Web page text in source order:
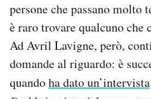
persone che passano molto
è raro trovare qualcuno che
Ad Avril Lavigne, però,
domande al riguardo: è
quandoha dato un’intervista